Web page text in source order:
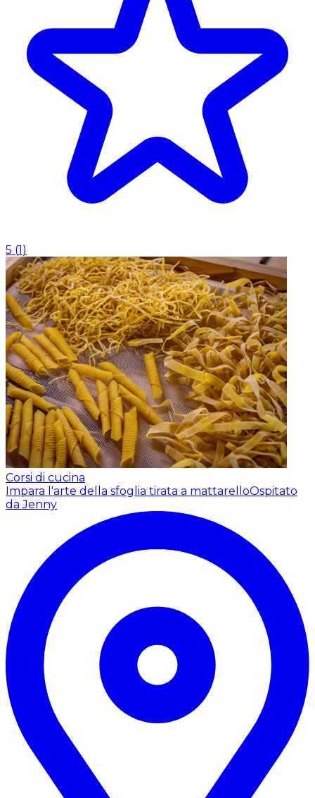
5 (1)
Corsi di cucina
Impara l'arte della sfoglia tirata a mattarelloOspitato
da Jenny